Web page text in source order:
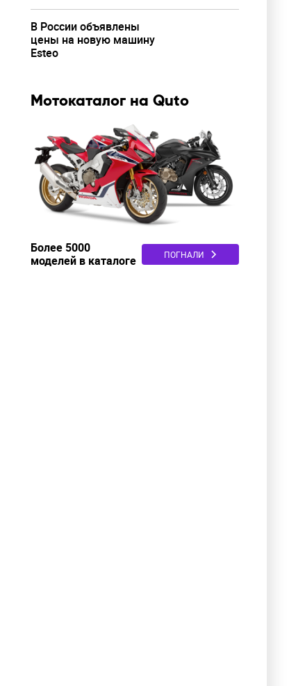
В России объявлены
цены на новую машину
Esteo
Мотокаталог на Quto
Более 5000
моделей в каталоге
ПОГНАЛИ